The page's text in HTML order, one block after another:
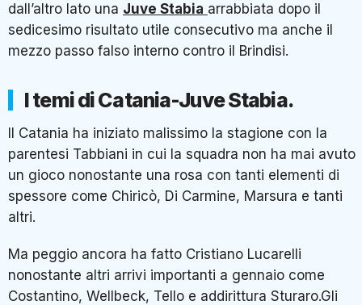
dall’altro lato una Juve Stabia arrabbiata dopo il
sedicesimo risultato utile consecutivo ma anche il
mezzo passo falso interno contro il Brindisi.
I temi di Catania-Juve Stabia.
Il Catania ha iniziato malissimo la stagione con la
parentesi Tabbiani in cui la squadra non ha mai avuto
un gioco nonostante una rosa con tanti elementi di
spessore come Chiricò, Di Carmine, Marsura e tanti
altri.
Ma peggio ancora ha fatto Cristiano Lucarelli
nonostante altri arrivi importanti a gennaio come
Costantino, Wellbeck, Tello e addirittura Sturaro.Gli